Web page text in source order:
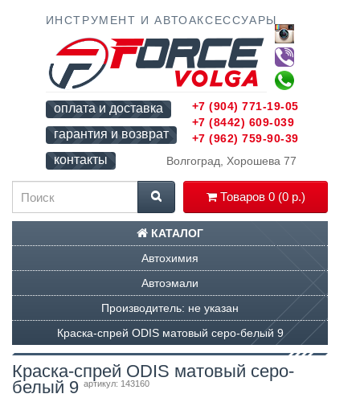
ИНСТРУМЕНТ И АВТОАКСЕССУАРЫ
оплата и доставка
гарантия и возврат
контакты
Волгоград, Хорошева 77
Товаров 0 (0 р.)
+7 (904) 771-19-05
+7 (8442) 609-039
+7 (962) 759-90-39
КАТАЛОГ
Автохимия
Автоэмали
Производитель: не указан
Краска-спрей ODIS матовый серо-белый 9
Краска-спрей ODIS матовый серо-
белый 9 артикул: 143160